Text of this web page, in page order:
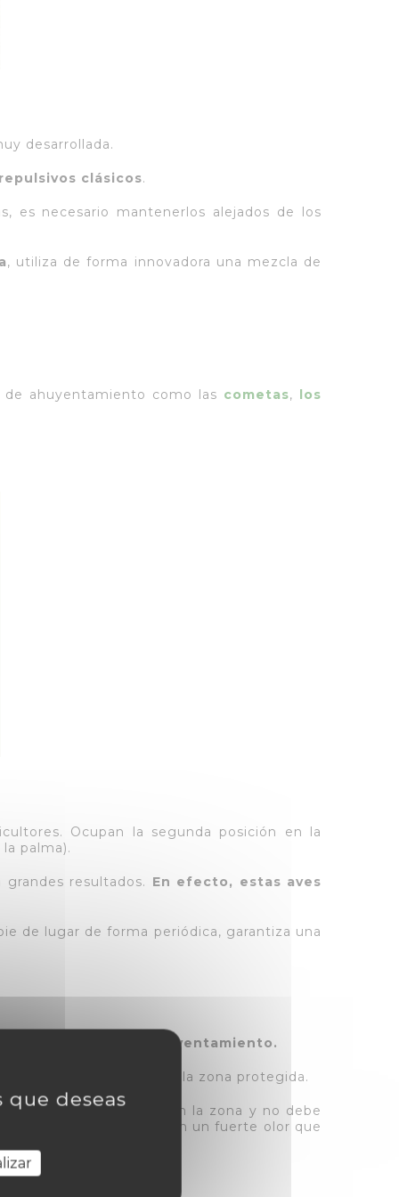
desarrollada.
clásicos.
es necesario mantenerlos alejados de los
, utiliza de forma innovadora una mezcla de
ahuyentamiento como las cometas, los
Ocupan la segunda posición en la
palma).
resultados. En efecto, estas aves
de lugar de forma periódica, garantiza una
soluciones de ahuyentamiento.
las obliga a abandonar la zona protegida.
(debe cubrirse bien la zona y no debe
. Estas últimas desprenden un fuerte olor que
que deseas